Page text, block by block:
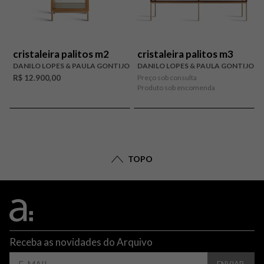
cristaleira palitos m2
DANILO LOPES & PAULA GONTIJO
R$ 12.900,00
cristaleira palitos m3
DANILO LOPES & PAULA GONTIJO
Preço sob consulta
Produto sob encomenda
TOPO
Receba as novidades do Arquivo